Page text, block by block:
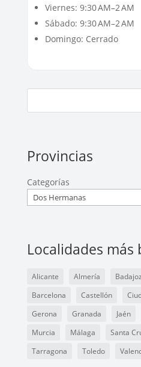
Viernes: 9:30 AM–2 AM
Sábado: 9:30 AM–2 AM
Domingo: Cerrado
Provincias
Categorías
Localidades más
Alicante Almería Badajoz
Barcelona
Castellón
Gerona
Granada Jaén
Murcia
Málaga Santa
Tarragona
Toledo